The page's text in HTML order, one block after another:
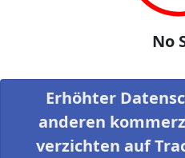
No
Erhöhter
anderen
verzichten auf